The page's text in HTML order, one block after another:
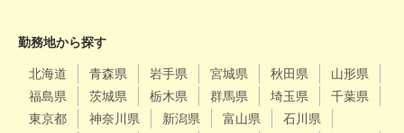
勤務地から探す
北海道 青森県 岩手県 宮城県 秋田県
山形県
福島県
茨城県 栃木県 群馬県 埼玉県
千葉県
東京都
神奈川県 新潟県 富山県
石川県